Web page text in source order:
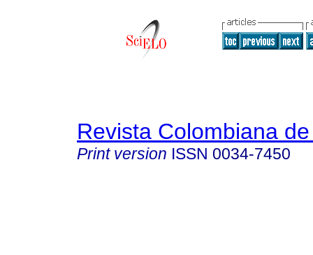
Revista Colombiana
Print version ISSN 0034-7450